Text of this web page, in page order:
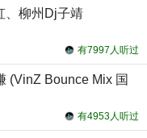
、柳州Dj子靖
有7997人听过
(VinZ Bounce Mix 国
有4953人听过